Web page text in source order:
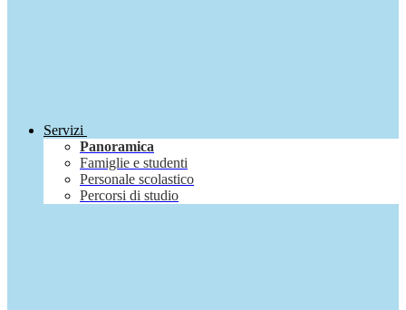
Servizi
Panoramica
Famiglie e studenti
Personale scolastico
Percorsi di studio